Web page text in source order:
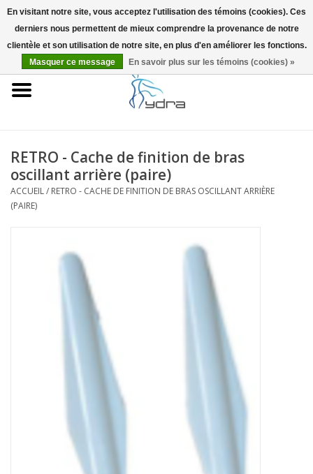
EUR
Accueil
Infos
RETRO - Cache de finition de bras
oscillant arrière (paire)
ACCUEIL/ RETRO - CACHE DE FINITION DE BRAS OSCILLANT ARRIÈRE
(PAIRE)
En visitant notre site, vous acceptez l'utilisation des témoins (cookies). Ces
derniers nous permettent de mieux comprendre la provenance de notre
clientèle et son utilisation de notre site, en plus d'en améliorer les fonctions.
Masquer ce message
En savoir plus sur les témoins (cookies) »